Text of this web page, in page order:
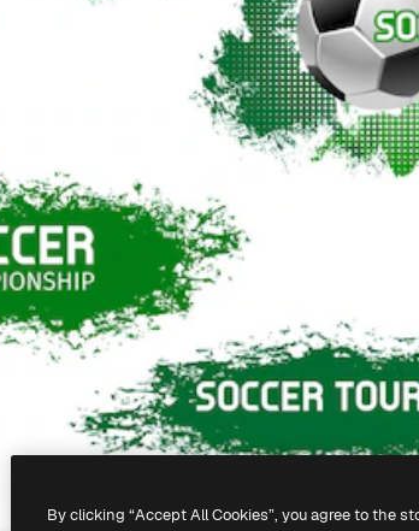
By clicking “Accept All Cookies”, you agree to the